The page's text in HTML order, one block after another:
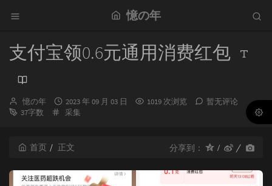
憶の年
支付宝领0.6元通用消费红包
博
主：
憶の年
发
布
2023 年 09 月 03 日 1019 次浏览
暂无评论
37字数
分
采集
首页 正文 分享到：